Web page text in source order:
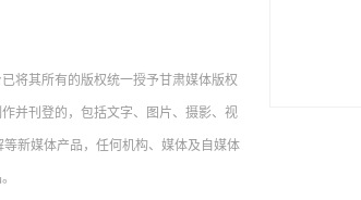
将其所有的版权统一授予甘肃媒体版权
并刊登的，包括文字、图片、摄影、视
新媒体产品，任何机构、媒体及自媒体